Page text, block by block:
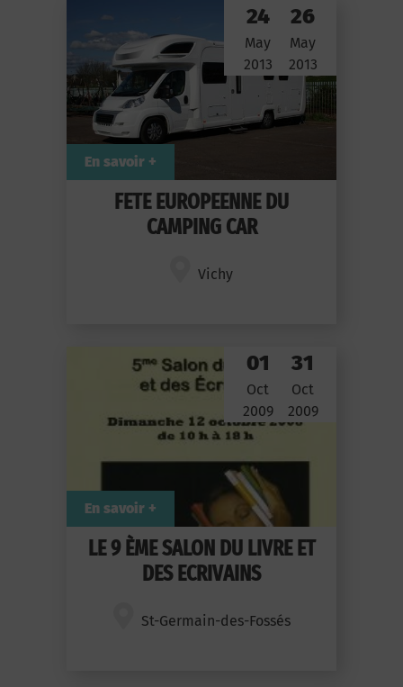
FETE EUROPEENNE DU
CAMPING CAR
Vichy
24
May
2013
26
May
2013
En savoir +
LE 9 ÈME SALON DU LIVRE ET
DES ECRIVAINS
St-Germain-des-Fossés
01
Oct
2009
31
Oct
2009
En savoir +